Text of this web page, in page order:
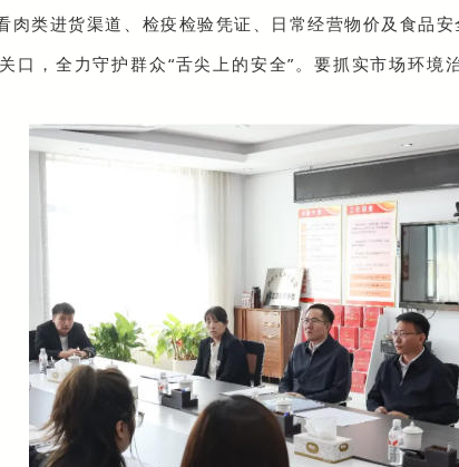
肉类进货渠道、检疫检验凭证、日常经营物价及食品
口，全力守护群众“舌尖上的安全”。要抓实市场环